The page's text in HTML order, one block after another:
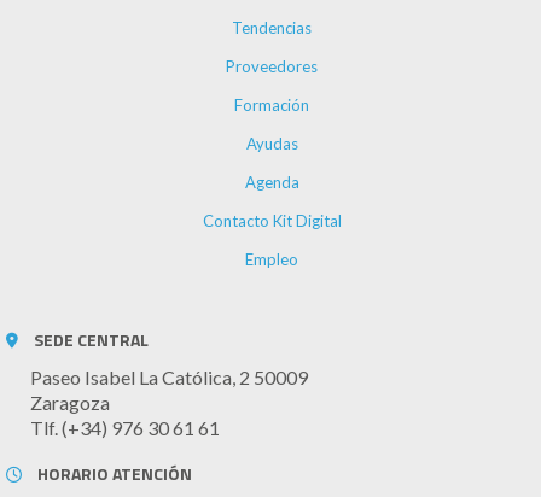
Tendencias
Proveedores
Formación
Ayudas
Agenda
Contacto Kit Digital
Empleo
SEDE CENTRAL
Paseo Isabel La Católica, 2 50009
Zaragoza
Tlf. (+34) 976 30 61 61
HORARIO ATENCIÓN